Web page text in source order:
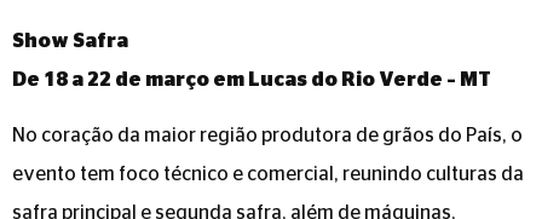
Show Safra
De 18 a 22 de março em Lucas do Rio Verde – MT
No coração da maior região produtora de grãos do País, o
evento tem foco técnico e comercial, reunindo culturas da
safra principal e segunda safra, além de máquinas,